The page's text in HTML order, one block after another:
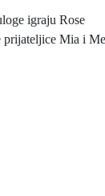
igraju Rose
prijateljice Mia i